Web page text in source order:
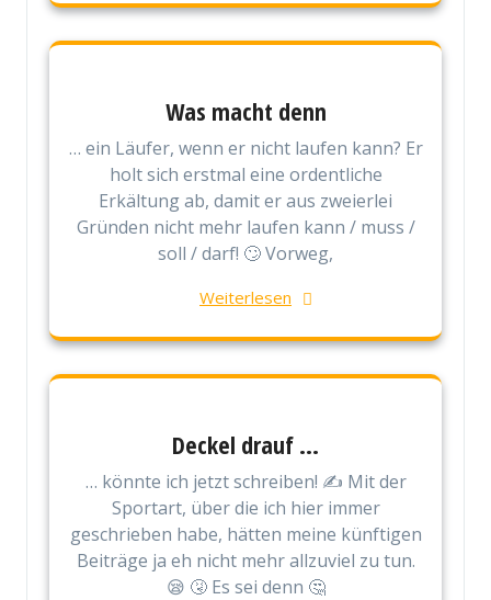
Was macht denn
… ein Läufer, wenn er nicht laufen kann? Er
holt sich erstmal eine ordentliche
Erkältung ab, damit er aus zweierlei
Gründen nicht mehr laufen kann / muss /
soll / darf! 🙄 Vorweg,
Weiterlesen
Deckel drauf …
… könnte ich jetzt schreiben! ✍️ Mit der
Sportart, über die ich hier immer
geschrieben habe, hätten meine künftigen
Beiträge ja eh nicht mehr allzuviel zu tun.
😪 🤧 Es sei denn 🤔